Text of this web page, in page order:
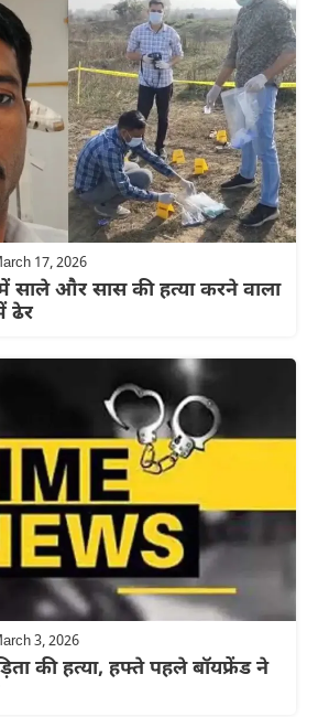
17, 2026
साले और सास की हत्या करने वाला
ढेर
3, 2026
की हत्या, हफ्ते पहले बॉयफ्रेंड ने